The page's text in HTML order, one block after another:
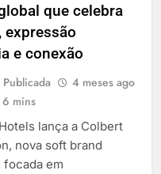
Verão 2027
que celebra
expressão
e conexão
4 meses ago
6 mins
lança a Colbert
nova soft brand
focada em